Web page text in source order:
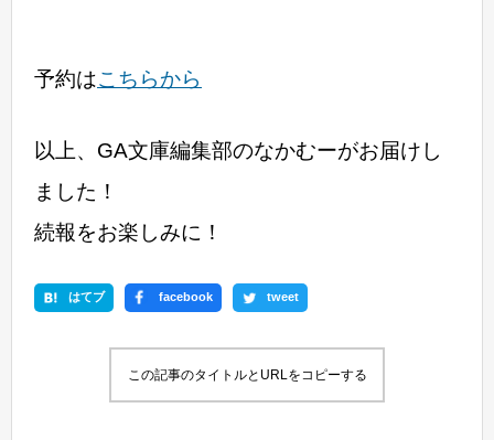
予約はこちらから
以上、GA文庫編集部のなかむーがお届けし
ました！
続報をお楽しみに！
はてブ facebook tweet
この記事のタイトルとURLをコピーする